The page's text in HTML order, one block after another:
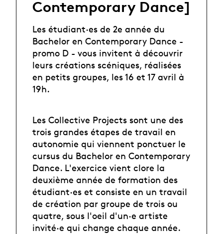
Contemporary Dance]
Les étudiant·es de 2e année du
Bachelor en Contemporary Dance -
promo D - vous invitent à découvrir
leurs créations scéniques, réalisées
en petits groupes, les 16 et 17 avril à
19h.
Les Collective Projects sont une des
trois grandes étapes de travail en
autonomie qui viennent ponctuer le
cursus du Bachelor en Contemporary
Dance. L'exercice vient clore la
deuxième année de formation des
étudiant·es et consiste en un travail
de création par groupe de trois ou
quatre, sous l'oeil d'un·e artiste
invité·e qui change chaque année.